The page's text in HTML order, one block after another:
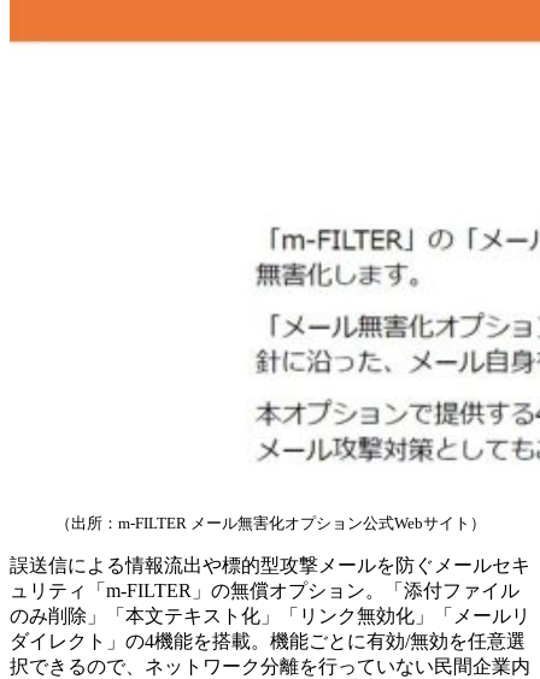
（出所：m-FILTER メール無害化オプション公式Webサイト）
誤送信による情報流出や標的型攻撃メールを防ぐメールセキ
ュリティ「m-FILTER」の無償オプション。「添付ファイル
のみ削除」「本文テキスト化」「リンク無効化」「メールリ
ダイレクト」の4機能を搭載。機能ごとに有効/無効を任意選
択できるので、ネットワーク分離を行っていない民間企業内